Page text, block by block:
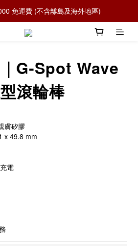
免運費 (不含離島及海外地區)
G-Spot Wave
滾輪棒
膚矽膠
x 49.8 mm
電